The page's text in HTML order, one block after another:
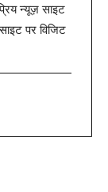
न्यूज़ साइट
पर विजिट